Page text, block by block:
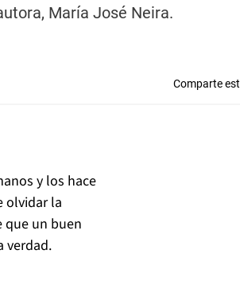
María José Neira.
Comparte
y los hace
olvidar la
que un buen
verdad.